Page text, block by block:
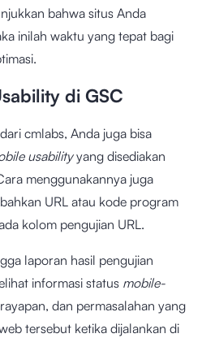
bahwa situs Anda
inilah waktu yang tepat bagi
di GSC
cmlabs, Anda juga bisa
usabilityyang disediakan
menggunakannya juga
URL atau kode program
kolom pengujian URL.
laporan hasil pengujian
informasi status mobile-
dan permasalahan yang
tersebut ketika dijalankan di